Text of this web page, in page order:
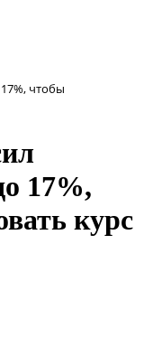
чтобы
17%,
курс